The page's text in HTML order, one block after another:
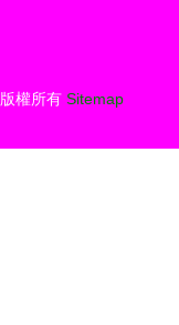
版權所有 Sitemap